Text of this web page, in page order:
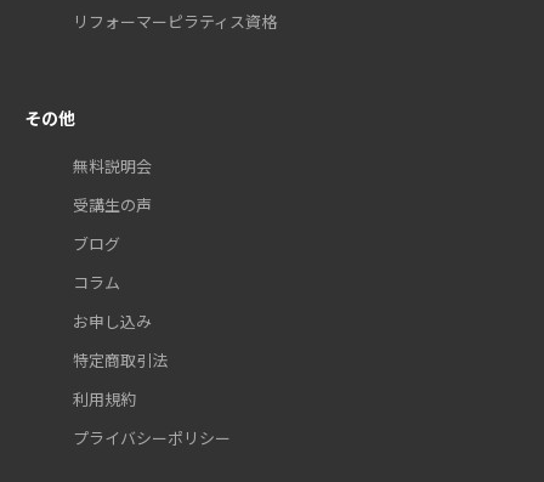
リフォーマーピラティス資格
その他
無料説明会
受講生の声
ブログ
コラム
お申し込み
特定商取引法
利用規約
プライバシーポリシー